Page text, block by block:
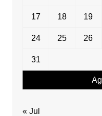
17 18 19
24 25 26
31
« Jul